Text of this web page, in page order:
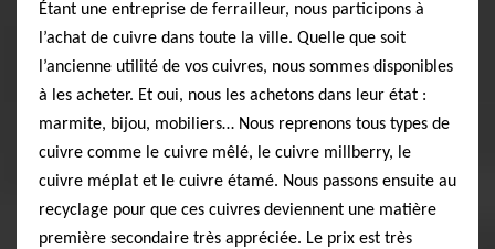
Étant une entreprise de ferrailleur, nous participons à
l’achat de cuivre dans toute la ville. Quelle que soit
l’ancienne utilité de vos cuivres, nous sommes disponibles
à les acheter. Et oui, nous les achetons dans leur état :
marmite, bijou, mobiliers… Nous reprenons tous types de
cuivre comme le cuivre mêlé, le cuivre millberry, le
cuivre méplat et le cuivre étamé. Nous passons ensuite au
recyclage pour que ces cuivres deviennent une matière
première secondaire très appréciée. Le prix est très